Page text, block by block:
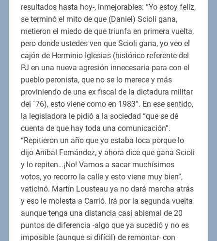
resultados hasta hoy-, inmejorables: “Yo estoy feliz,
se terminó el mito de que (Daniel) Scioli gana,
metieron el miedo de que triunfa en primera vuelta,
pero donde ustedes ven que Scioli gana, yo veo el
cajón de Herminio Iglesias (histórico referente del
PJ en una nueva agresión innecesaria para con el
pueblo peronista, que no se lo merece y más
proviniendo de una ex fiscal de la dictadura militar
del ´76), esto viene como en 1983”. En ese sentido,
la legisladora le pidió a la sociedad “que se dé
cuenta de que hay toda una comunicación”.
“Repitieron un año que yo estaba loca porque lo
dijo Aníbal Fernández, y ahora dice que gana Scioli
y lo repiten…¡No! Vamos a sacar muchísimos
votos, yo recorro la calle y esto viene muy bien”,
vaticinó. Martín Lousteau ya no dará marcha atrás
y eso le molesta a Carrió. Irá por la segunda vuelta
aunque tenga una distancia casi abismal de 20
puntos de diferencia -algo que ya sucedió y no es
imposible (aunque si difícil) de remontar- con